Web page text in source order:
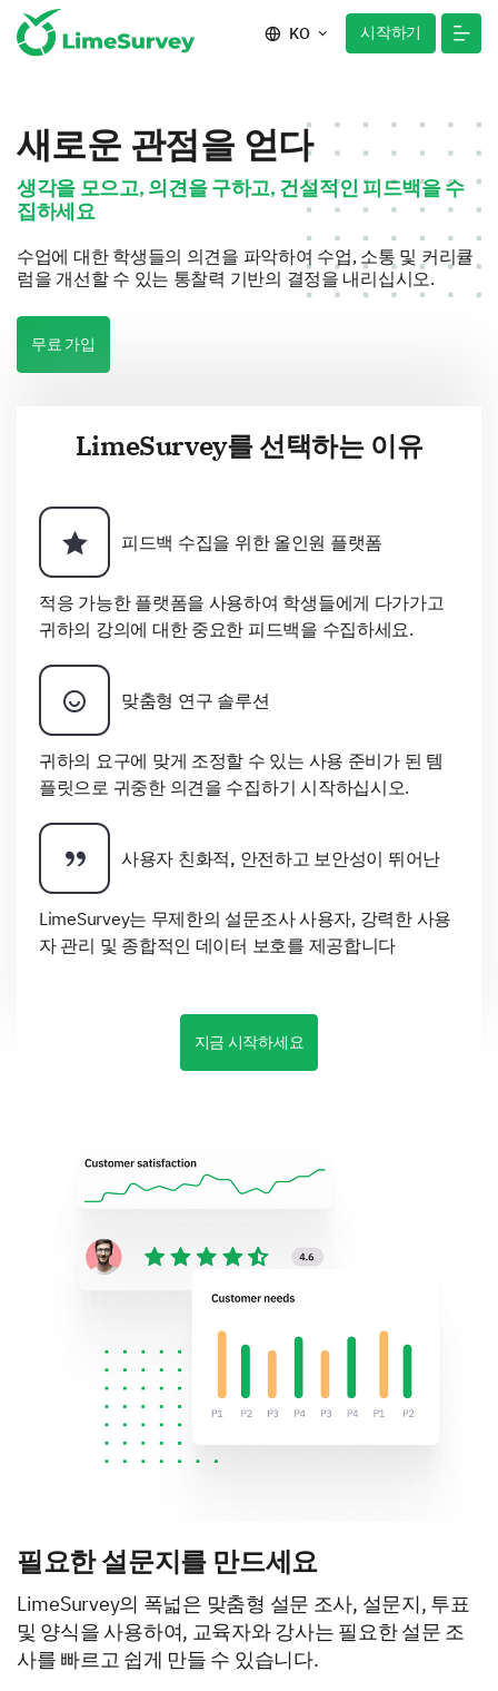
KO 시작하기
새로운 관점을 얻다
생각을 모으고, 의견을 구하고, 건설적인 피드백을 수
집하세요
수업에 대한 학생들의 의견을 파악하여 수업, 소통 및 커리큘
럼을 개선할 수 있는 통찰력 기반의 결정을 내리십시오.
무료 가입
LimeSurvey를 선택하는 이유
피드백 수집을 위한 올인원 플랫폼
적응 가능한 플랫폼을 사용하여 학생들에게 다가가고
귀하의 강의에 대한 중요한 피드백을 수집하세요.
맞춤형 연구 솔루션
귀하의 요구에 맞게 조정할 수 있는 사용 준비가 된 템
플릿으로 귀중한 의견을 수집하기 시작하십시오.
사용자 친화적, 안전하고 보안성이 뛰어난
LimeSurvey는 무제한의 설문조사 사용자, 강력한 사용
자 관리 및 종합적인 데이터 보호를 제공합니다
지금 시작하세요
필요한 설문지를 만드세요
LimeSurvey의 폭넓은 맞춤형 설문 조사, 설문지, 투표
및 양식을 사용하여, 교육자와 강사는 필요한 설문 조
사를 빠르고 쉽게 만들 수 있습니다.